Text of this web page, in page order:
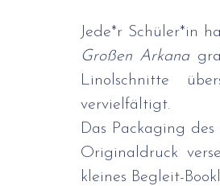
Großen Arkana
Linolschnitte
vervielfältigt.
Das Packaging
Originaldruck
kleines Begleit-